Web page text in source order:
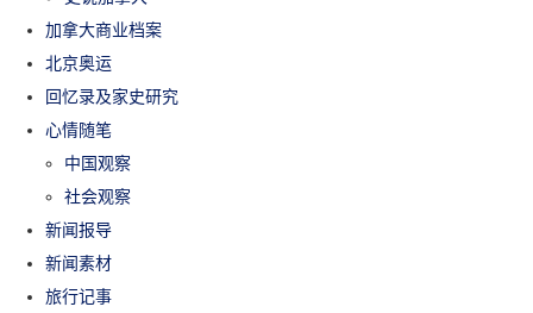
加拿大商业档案
北京奥运
回忆录及家史研究
心情随笔
中国观察
社会观察
新闻报导
新闻素材
旅行记事